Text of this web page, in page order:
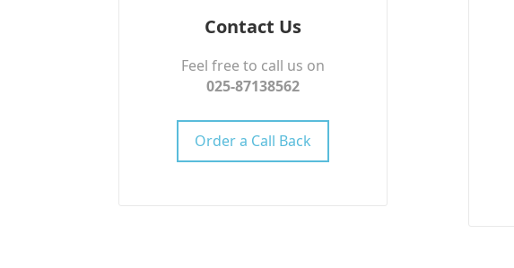
Contact Us
Feel free to call us on
025-87138562
Order a Call Back